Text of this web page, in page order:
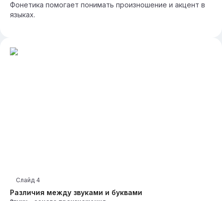
Фонетика помогает понимать произношение и акцент в
языках.
Различия между звуками и буквами
Слайд 4